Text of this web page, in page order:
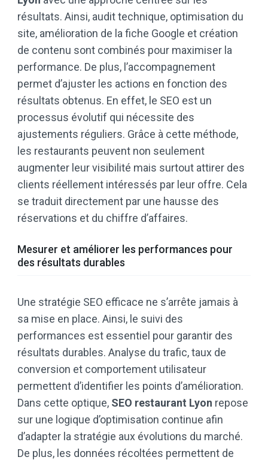
résultats. Ainsi, audit technique, optimisation du
site, amélioration de la fiche Google et création
de contenu sont combinés pour maximiser la
performance. De plus, l’accompagnement
permet d’ajuster les actions en fonction des
résultats obtenus. En effet, le SEO est un
processus évolutif qui nécessite des
ajustements réguliers. Grâce à cette méthode,
les restaurants peuvent non seulement
augmenter leur visibilité mais surtout attirer des
clients réellement intéressés par leur offre. Cela
se traduit directement par une hausse des
réservations et du chiffre d’affaires.
Mesurer et améliorer les performances pour
des résultats durables
Une stratégie SEO efficace ne s’arrête jamais à
sa mise en place. Ainsi, le suivi des
performances est essentiel pour garantir des
résultats durables. Analyse du trafic, taux de
conversion et comportement utilisateur
permettent d’identifier les points d’amélioration.
Dans cette optique, SEO restaurant Lyon repose
sur une logique d’optimisation continue afin
d’adapter la stratégie aux évolutions du marché.
De plus, les données récoltées permettent de